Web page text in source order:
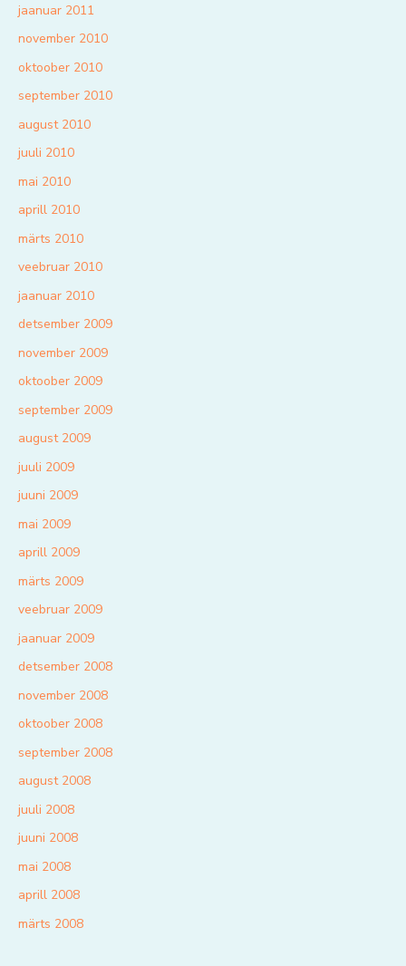
jaanuar 2011
november 2010
oktoober 2010
september 2010
august 2010
juuli 2010
mai 2010
aprill 2010
märts 2010
veebruar 2010
jaanuar 2010
detsember 2009
november 2009
oktoober 2009
september 2009
august 2009
juuli 2009
juuni 2009
mai 2009
aprill 2009
märts 2009
veebruar 2009
jaanuar 2009
detsember 2008
november 2008
oktoober 2008
september 2008
august 2008
juuli 2008
juuni 2008
mai 2008
aprill 2008
märts 2008